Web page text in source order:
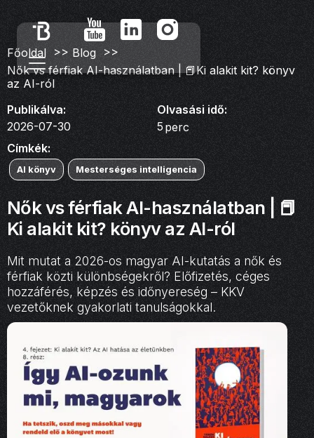
Főoldal >> Blog >>
Nők vs férfiak AI-használatban | 📕Ki alakit kit? könyv
az AI-ról
Publikálva:
2026-07-30
Olvasási idő:
5perc
Címkék:
AI könyv Mesterséges intelligencia
Nők vs férfiak AI-használatban | 📕
Ki alakit kit? könyv az AI-ról
Mit mutat a 2026-os magyar AI-kutatás a nők és
férfiak közti különbségekről? Előfizetés, céges
hozzáférés, képzés és időnyereség – KKV
vezetőknek gyakorlati tanulságokkal.